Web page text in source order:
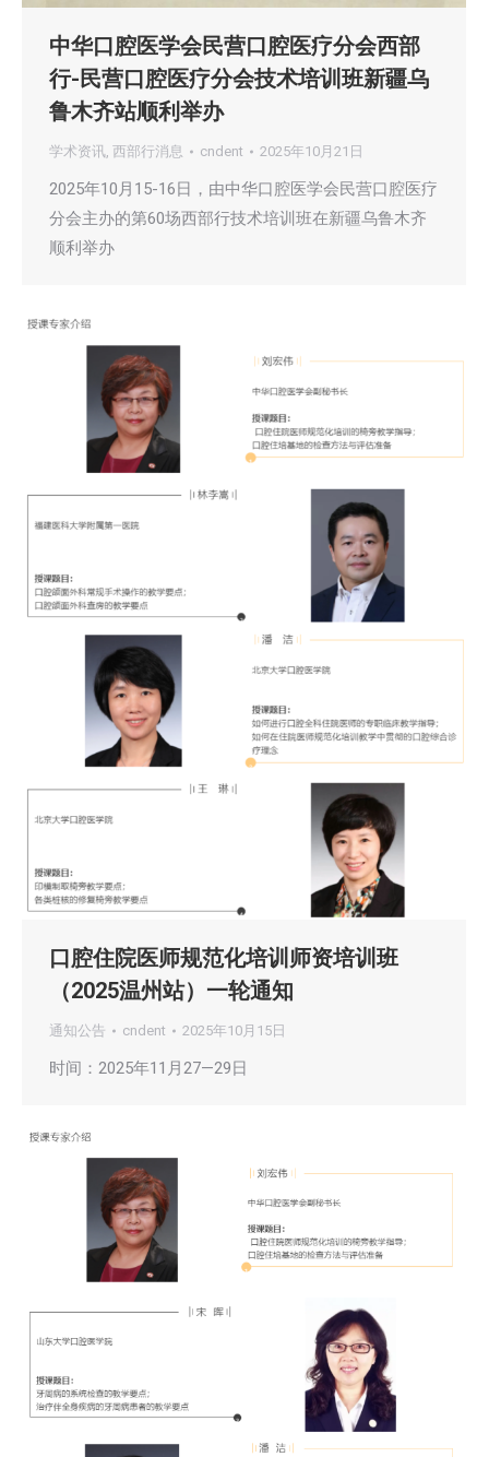
中华口腔医学会民营口腔医疗分会西部
行-民营口腔医疗分会技术培训班新疆乌
鲁木齐站顺利举办
学术资讯, 西部行消息 cndent 2025年10月21日
2025年10月15-16日，由中华口腔医学会民营口腔医疗
分会主办的第60场西部行技术培训班在新疆乌鲁木齐
顺利举办
口腔住院医师规范化培训师资培训班
（2025温州站）一轮通知
通知公告 cndent 2025年10月15日
时间：2025年11月27—29日